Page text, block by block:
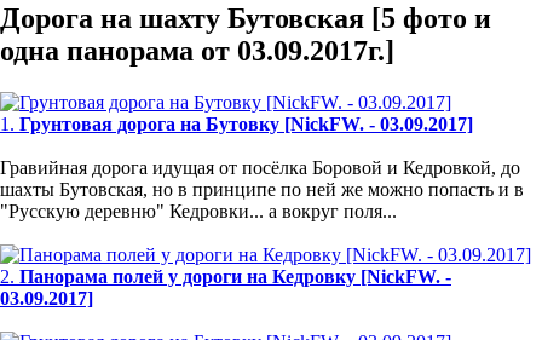
Дорога на шахту Бутовская [5 фото и
одна панорама от 03.09.2017г.]
1. Грунтовая дорога на Бутовку [NickFW. - 03.09.2017]
Гравийная дорога идущая от посёлка Боровой и Кедровкой, до
шахты Бутовская, но в принципе по ней же можно попасть и в
"Русскую деревню" Кедровки... а вокруг поля...
2. Панорама полей у дороги на Кедровку [NickFW. -
03.09.2017]